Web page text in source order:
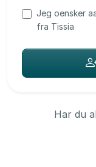
Jeg oensker
fra Tissia
Har du